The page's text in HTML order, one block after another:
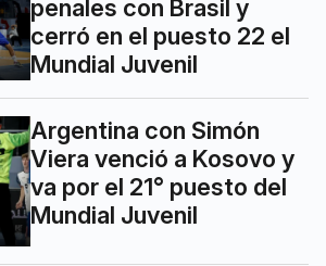
penales con Brasil y
cerró en el puesto 22 el
Mundial Juvenil
Argentina con Simón
Viera venció a Kosovo y
va por el 21° puesto del
Mundial Juvenil